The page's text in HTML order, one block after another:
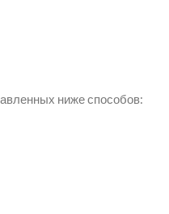
ниже способов: